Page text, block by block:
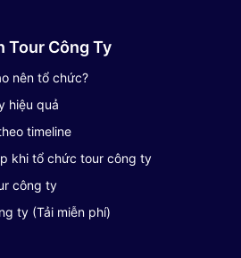
Tour Công Ty
nên tổ chức?
hiệu quả
timeline
khi tổ chức tour công ty
công ty
ty (Tải miễn phí)